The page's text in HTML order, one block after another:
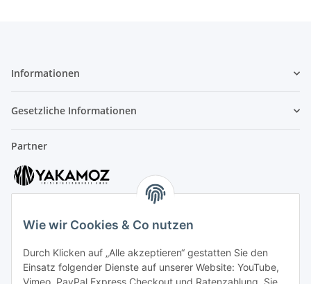
Wie wir Cookies & Co nutzen
Durch Klicken auf „Alle akzeptieren“ gestatten Sie den
Einsatz folgender Dienste auf unserer Website: YouTube,
Informationen
Gesetzliche Informationen
Partner
Kundenservice